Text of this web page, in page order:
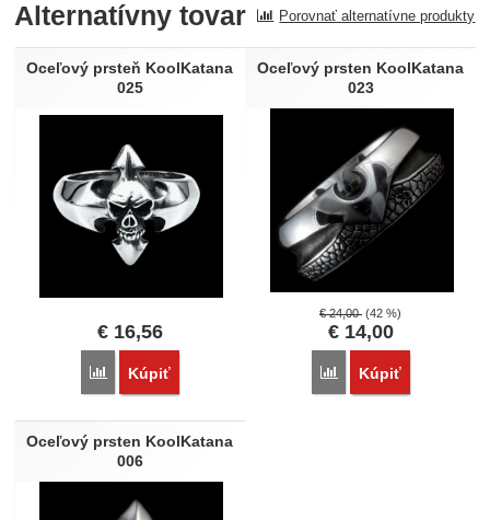
Recenzia
Nebola pridaná žiadna recenzia.
Alternatívny tovar Porovnať alternatívne produkty
Oceľový prsteň KoolKatana
025
€ 16,56
Porovnať
Kúpiť
Oceľový prsten KoolKatana
023
€24,00 (42 %)
€14,00
Porovnať
Kúpiť
Oceľový prsten KoolKatana
006